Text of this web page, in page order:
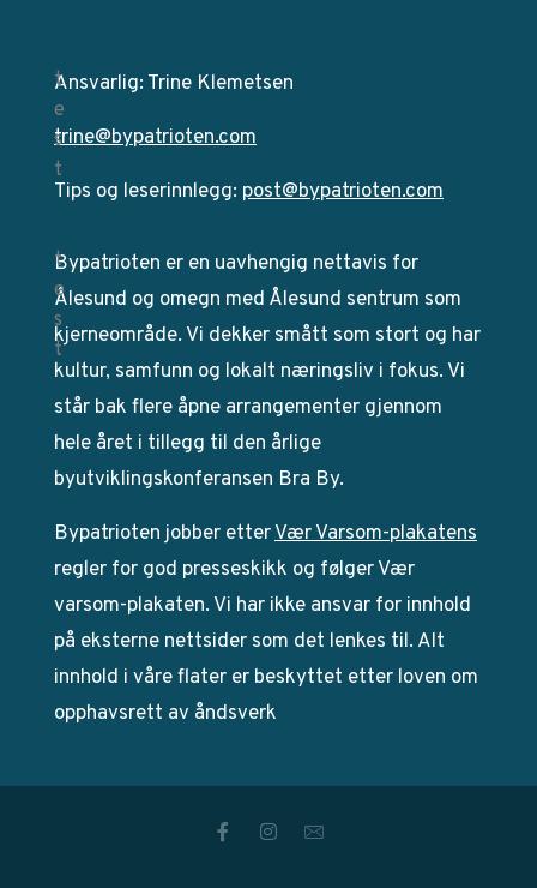
Ansvarlig: Trine Klemetsen
trine@bypatrioten.com
Tips og leserinnlegg: post@bypatrioten.com
Bypatrioten er en uavhengig nettavis for
Ålesund og omegn med Ålesund sentrum som
kjerneområde. Vi dekker smått som stort og har
kultur, samfunn og lokalt næringsliv i fokus. Vi
står bak flere åpne arrangementer gjennom
hele året i tillegg til den årlige
byutviklingskonferansen Bra By.
Bypatrioten jobber etterVær Varsom-plakatens
regler for god presseskikk og følger Vær
varsom-plakaten. Vi har ikke ansvar for innhold
på eksterne nettsider som det lenkes til. Alt
innhold i våre flater er beskyttet etter loven om
opphavsrett av åndsverk